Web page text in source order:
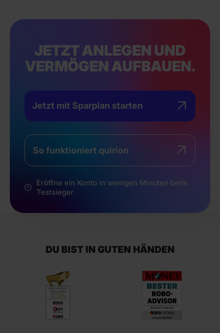
JETZT ANLEGEN UND
VERMÖGEN AUFBAUEN.
Jetzt mit Sparplan starten
So funktioniert quirion
Eröffne ein Konto in wenigen Minuten beim
Testsieger
DU BIST IN GUTEN HÄNDEN